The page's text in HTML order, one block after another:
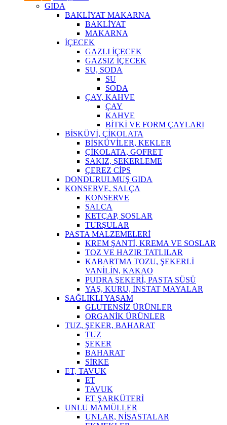
GIDA
BAKLİYAT MAKARNA
BAKLİYAT
MAKARNA
İÇECEK
GAZLI İÇECEK
GAZSIZ İÇECEK
SU, SODA
SU
SODA
ÇAY, KAHVE
ÇAY
KAHVE
BİTKİ VE FORM ÇAYLARI
BİSKÜVİ, ÇİKOLATA
BİSKÜVİLER, KEKLER
ÇİKOLATA, GOFRET
SAKIZ, ŞEKERLEME
ÇEREZ CİPS
DONDURULMUŞ GIDA
KONSERVE, SALÇA
KONSERVE
SALÇA
KETÇAP, SOSLAR
TURŞULAR
PASTA MALZEMELERİ
KREM ŞANTİ, KREMA VE SOSLAR
TOZ VE HAZIR TATLILAR
KABARTMA TOZU, ŞEKERLİ
VANİLİN, KAKAO
PUDRA ŞEKERİ, PASTA SÜSÜ
YAŞ, KURU, İNSTAT MAYALAR
SAĞLIKLI YAŞAM
GLUTENSİZ ÜRÜNLER
ORGANİK ÜRÜNLER
TUZ, ŞEKER, BAHARAT
TUZ
ŞEKER
BAHARAT
SİRKE
ET, TAVUK
ET
TAVUK
ET ŞARKÜTERİ
UNLU MAMÜLLER
UNLAR, NİŞASTALAR